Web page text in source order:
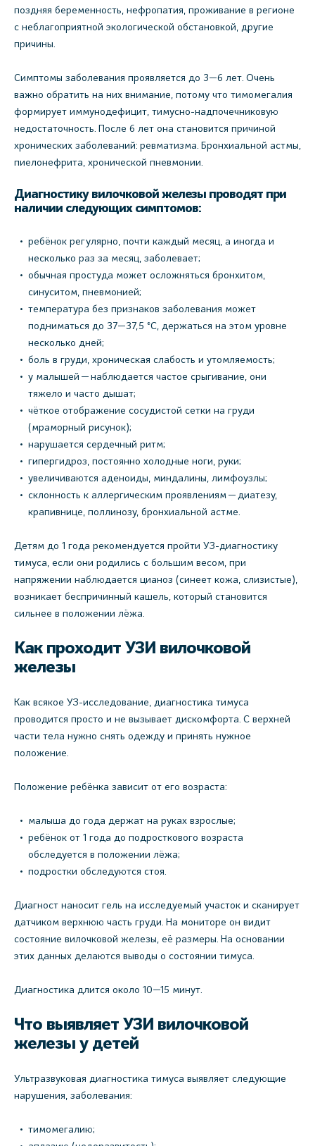
поздняя беременность, нефропатия, проживание в регионе
с неблагоприятной экологической обстановкой, другие
причины.
Симптомы заболевания проявляется до 3—6 лет. Очень
важно обратить на них внимание, потому что тимомегалия
формирует иммунодефицит, тимусно-надпочечниковую
недостаточность. После 6 лет она становится причиной
хронических заболеваний: ревматизма. Бронхиальной астмы,
пиелонефрита, хронической пневмонии.
Диагностику вилочковой железы проводят при
наличии следующих симптомов:
ребёнок регулярно, почти каждый месяц, а иногда и
несколько раз за месяц, заболевает;
обычная простуда может осложняться бронхитом,
синуситом, пневмонией;
температура без признаков заболевания может
подниматься до 37—37,5 °С, держаться на этом уровне
несколько дней;
боль в груди, хроническая слабость и утомляемость;
у малышей — наблюдается частое срыгивание, они
тяжело и часто дышат;
чёткое отображение сосудистой сетки на груди
(мраморный рисунок);
нарушается сердечный ритм;
гипергидроз, постоянно холодные ноги, руки;
увеличиваются аденоиды, миндалины, лимфоузлы;
склонность к аллергическим проявлениям — диатезу,
крапивнице, поллинозу, бронхиальной астме.
Детям до 1 года рекомендуется пройти УЗ-диагностику
тимуса, если они родились с большим весом, при
напряжении наблюдается цианоз (синеет кожа, слизистые),
возникает беспричинный кашель, который становится
сильнее в положении лёжа.
Как проходит УЗИ вилочковой
железы
Как всякое УЗ-исследование, диагностика тимуса
проводится просто и не вызывает дискомфорта. С верхней
части тела нужно снять одежду и принять нужное
положение.
Положение ребёнка зависит от его возраста:
малыша до года держат на руках взрослые;
ребёнок от 1 года до подросткового возраста
обследуется в положении лёжа;
подростки обследуются стоя.
Диагност наносит гель на исследуемый участок и сканирует
датчиком верхнюю часть груди. На мониторе он видит
состояние вилочковой железы, её размеры. На основании
этих данных делаются выводы о состоянии тимуса.
Диагностика длится около 10—15 минут.
Что выявляет УЗИ вилочковой
железы у детей
Ультразвуковая диагностика тимуса выявляет следующие
нарушения, заболевания:
тимомегалию;